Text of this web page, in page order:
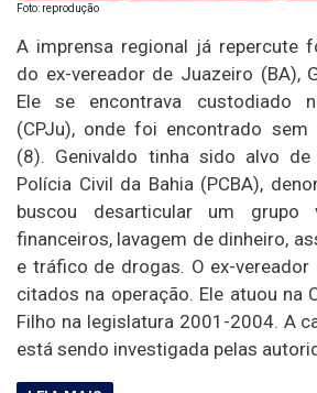
Foto: reprodução
A imprensa regional já repercute
do ex-vereador de Juazeiro (BA),
Ele se encontrava custodiado
(CPJu), onde foi encontrado sem
(8). Genivaldo tinha sido alvo
Polícia Civil da Bahia (PCBA),
buscou desarticular um grupo
financeiros, lavagem de dinheiro,
e tráfico de drogas. O ex-
citados na operação. Ele atuou na
Filho na legislatura 2001-2004. A
está sendo investigada pelas